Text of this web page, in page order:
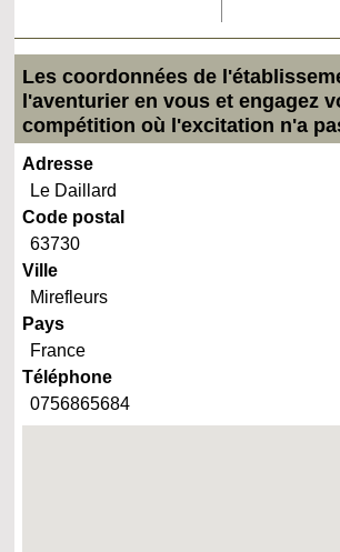
Les coordonnées de
l'aventurier en vous et engagez
compétition où l'excitation n'a
Adresse
Le Daillard
Code postal
63730
Ville
Mirefleurs
Pays
France
Téléphone
0756865684